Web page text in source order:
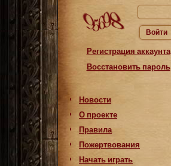
Войти
Регистрация аккаунта
Восстановить пароль
Новости
О проекте
Правила
Пожертвования
Начать играть